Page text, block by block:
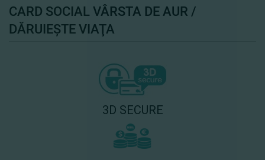
CARD SOCIAL VÂRSTA DE AUR /
DĂRUIEŞTE VIAŢA
3D SECURE